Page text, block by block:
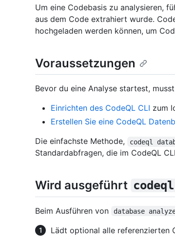
Um eine Codebasis zu analysieren,
aus dem Code extrahiert wurde.
hochgeladen werden können, um
Voraussetzungen
Bevor du eine Analyse startest,
Einrichten des CodeQL CLI zum
Erstellen Sie eine CodeQL
Die einfachste Methode,
codeql
Standardabfragen, die im CodeQL
Wird ausgeführt
Beim Ausführen von database
Lädt optional alle referenzierten